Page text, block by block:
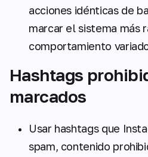
acciones idénticas de
marcar el sistema más
comportamiento
Hashtags
marcados
Usar hashtags que
spam, contenido